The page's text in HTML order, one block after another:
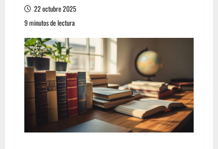
22 octubre 2025
9 minutos de lectura